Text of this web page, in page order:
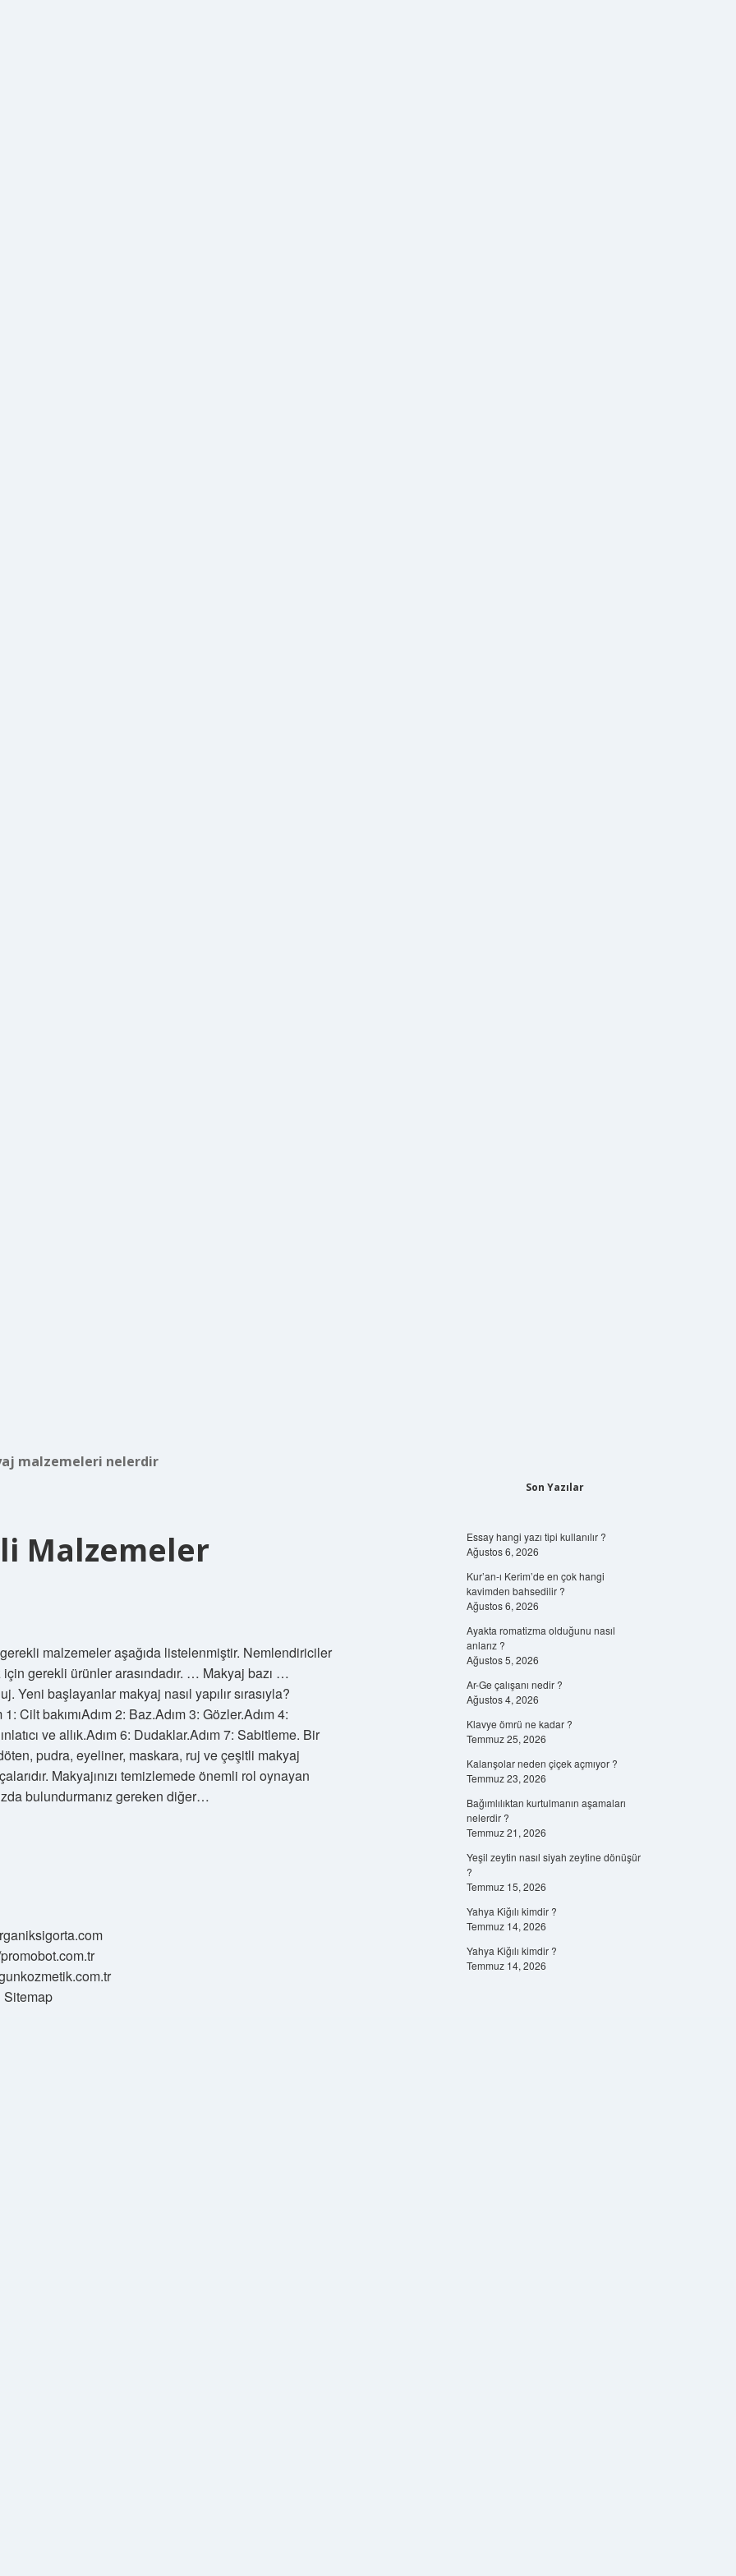
malzemeleri nelerdir
Malzemeler
malzemeler aşağıda listelenmiştir. Nemlendiriciler
gerekli ürünler arasındadır. … Makyaj bazı …
başlayanlar makyaj nasıl yapılır sırasıyla?
Cilt bakımıAdım 2: Baz.Adım 3: Gözler.Adım 4:
ve allık.Adım 6: Dudaklar.Adım 7: Sabitleme. Bir
pudra, eyeliner, maskara, ruj ve çeşitli makyaj
Makyajınızı temizlemede önemli rol oynayan
bulundurmanız gereken diğer…
Sitemap
Son Yazılar
Essay hangi yazı tipi kullanılır ?
Ağustos 6, 2026
Kur’an-ı Kerim’de en çok hangi
kavimden bahsedilir ?
Ağustos 6, 2026
Ayakta romatizma olduğunu nasıl
anlarız ?
Ağustos 5, 2026
Ar-Ge çalışanı nedir ?
Ağustos 4, 2026
Klavye ömrü ne kadar ?
Temmuz 25, 2026
Kalanşolar neden çiçek açmıyor ?
Temmuz 23, 2026
Bağımlılıktan kurtulmanın aşamaları
nelerdir ?
Temmuz 21, 2026
Yeşil zeytin nasıl siyah zeytine dönüşür
?
Temmuz 15, 2026
Yahya Kiğılı kimdir ?
Temmuz 14, 2026
Yahya Kiğılı kimdir ?
Temmuz 14, 2026